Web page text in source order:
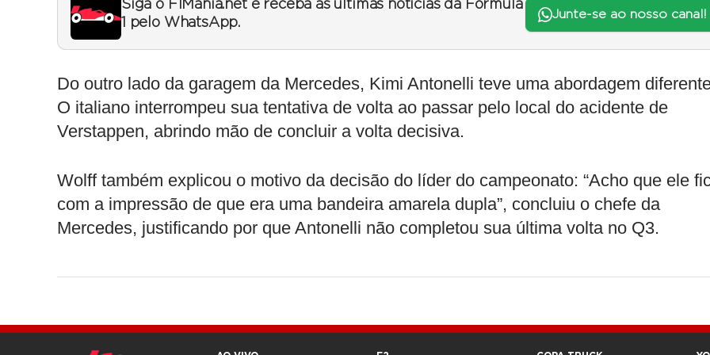
Siga o F1Mania.net e receba as últimas notícias da Fórmula
1 pelo WhatsApp.
Junte-se ao nosso canal!
Do outro lado da garagem da Mercedes, Kimi Antonelli teve uma abordagem
O italiano interrompeu sua tentativa de volta ao passar pelo local do acidente de
Verstappen, abrindo mão de concluir a volta decisiva.
Wolff também explicou o motivo da decisão do líder do campeonato: “Acho que ele
com a impressão de que era uma bandeira amarela dupla”, concluiu o chefe da
Mercedes, justificando por que Antonelli não completou sua última volta no Q3.